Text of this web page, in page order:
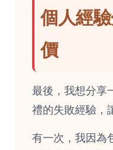
個人經
價
最後，我想分享
禮的失敗經驗，
有一次，我因為